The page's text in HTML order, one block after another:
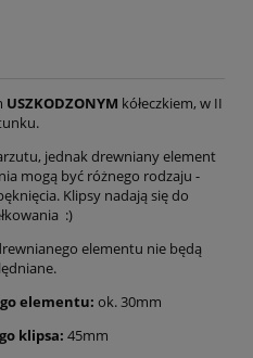
USZKODZONYM kółeczkiem, w II
jednak drewniany element
mogą być różnego rodzaju -
Klipsy nadają się do
:)
elementu nie będą
elementu: ok. 30mm
klipsa: 45mm